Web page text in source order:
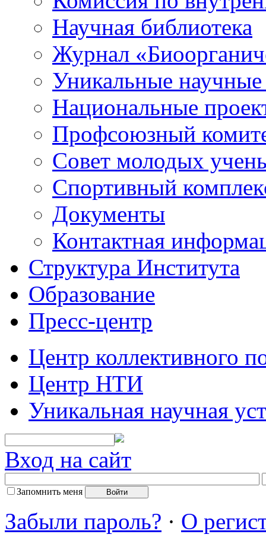
Научная библиотека
Журнал
Уникальные научные
Национальные
Профсоюзный
Совет молодых
Спортивный
Документы
Контактная
Структура Института
Образование
Пресс-центр
Центр коллективного
Центр НТИ
Уникальная научная
Вход на сайт
Запомнить меня
Забыли пароль? · О